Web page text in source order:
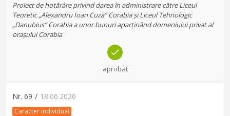
Proiect de hotărâre privind darea în administrare către Liceul
Teoretic „Alexandru Ioan Cuza” Corabia și Liceul Tehnologic
„Danubius” Corabia a unor bunuri aparținând domeniului privat al
orașului Corabia
aprobat
Nr. 69 / 18.06.2026
Caracter individual